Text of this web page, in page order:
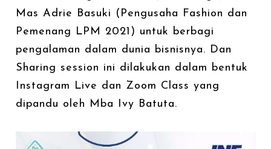
Mas Adrie Basuki (Pengusaha Fashion dan
Pemenang LPM 2021) untuk berbagi
pengalaman dalam dunia bisnisnya. Dan
Sharing session ini dilakukan dalam bentuk
Instagram Live dan Zoom Class yang
dipandu oleh Mba Ivy Batuta.